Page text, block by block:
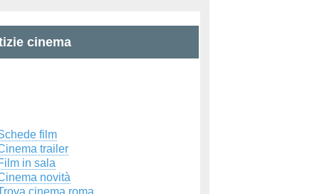
cinema
film
trailer
in sala
novità
cinema roma